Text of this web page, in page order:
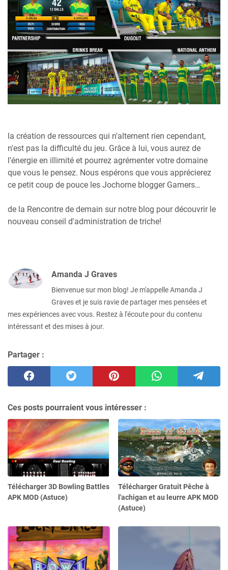
la création de ressources qui n'alternent rien cependant,
n'est pas la difficulté du jeu. Grâce à lui, vous aurez de
l’énergie en illimité et pourrez agrémenter votre domaine
que vous le pensez. Nous espérons que vous apprécierez
ce petit coup de pouce les Jochorne blogger Gamers…
de la Rencontre de demain sur notre blog pour découvrir le
nouveau conseil d'administration de triche!
Amanda J Graves
Bienvenue sur mon blog! Je m'appelle Amanda J
Graves et je suis ravie de partager mes pensées et
mes expériences avec vous. Restez à l'écoute pour du contenu
intéressant et des mises à jour.
Partager :
Ces posts pourraient vous intéresser :
Télécharger 3D Bowling Battles
APK MOD (Astuce)
Télécharger Gratuit Pêche à
l'achigan et au leurre APK MOD
(Astuce)